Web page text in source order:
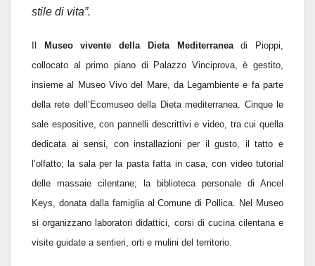
stile di vita”.
Museo vivente della Dieta Mediterraneadi Pioppi,
collocato al primo piano di Palazzo Vinciprova, è gestito,
insieme al Museo Vivo del Mare, da Legambiente e fa parte
della rete dell ’ Ecomuseo della Dieta mediterranea. Cinque le
sale espositive, con pannelli descrittivi e video, tra cui quella
dedicata ai sensi, con installazioni per il gusto, il tatto e
’olfatto; la sala per la pasta fatta in casa, con video tutorial
delle massaie cilentane; la biblioteca personale di Ancel
Keys, donata dalla famiglia al Comune di Pollica. Nel Museo
si organizzano laboratori didattici, corsi di cucina cilentana e
visite guidate a sentieri, orti e mulini del territorio.